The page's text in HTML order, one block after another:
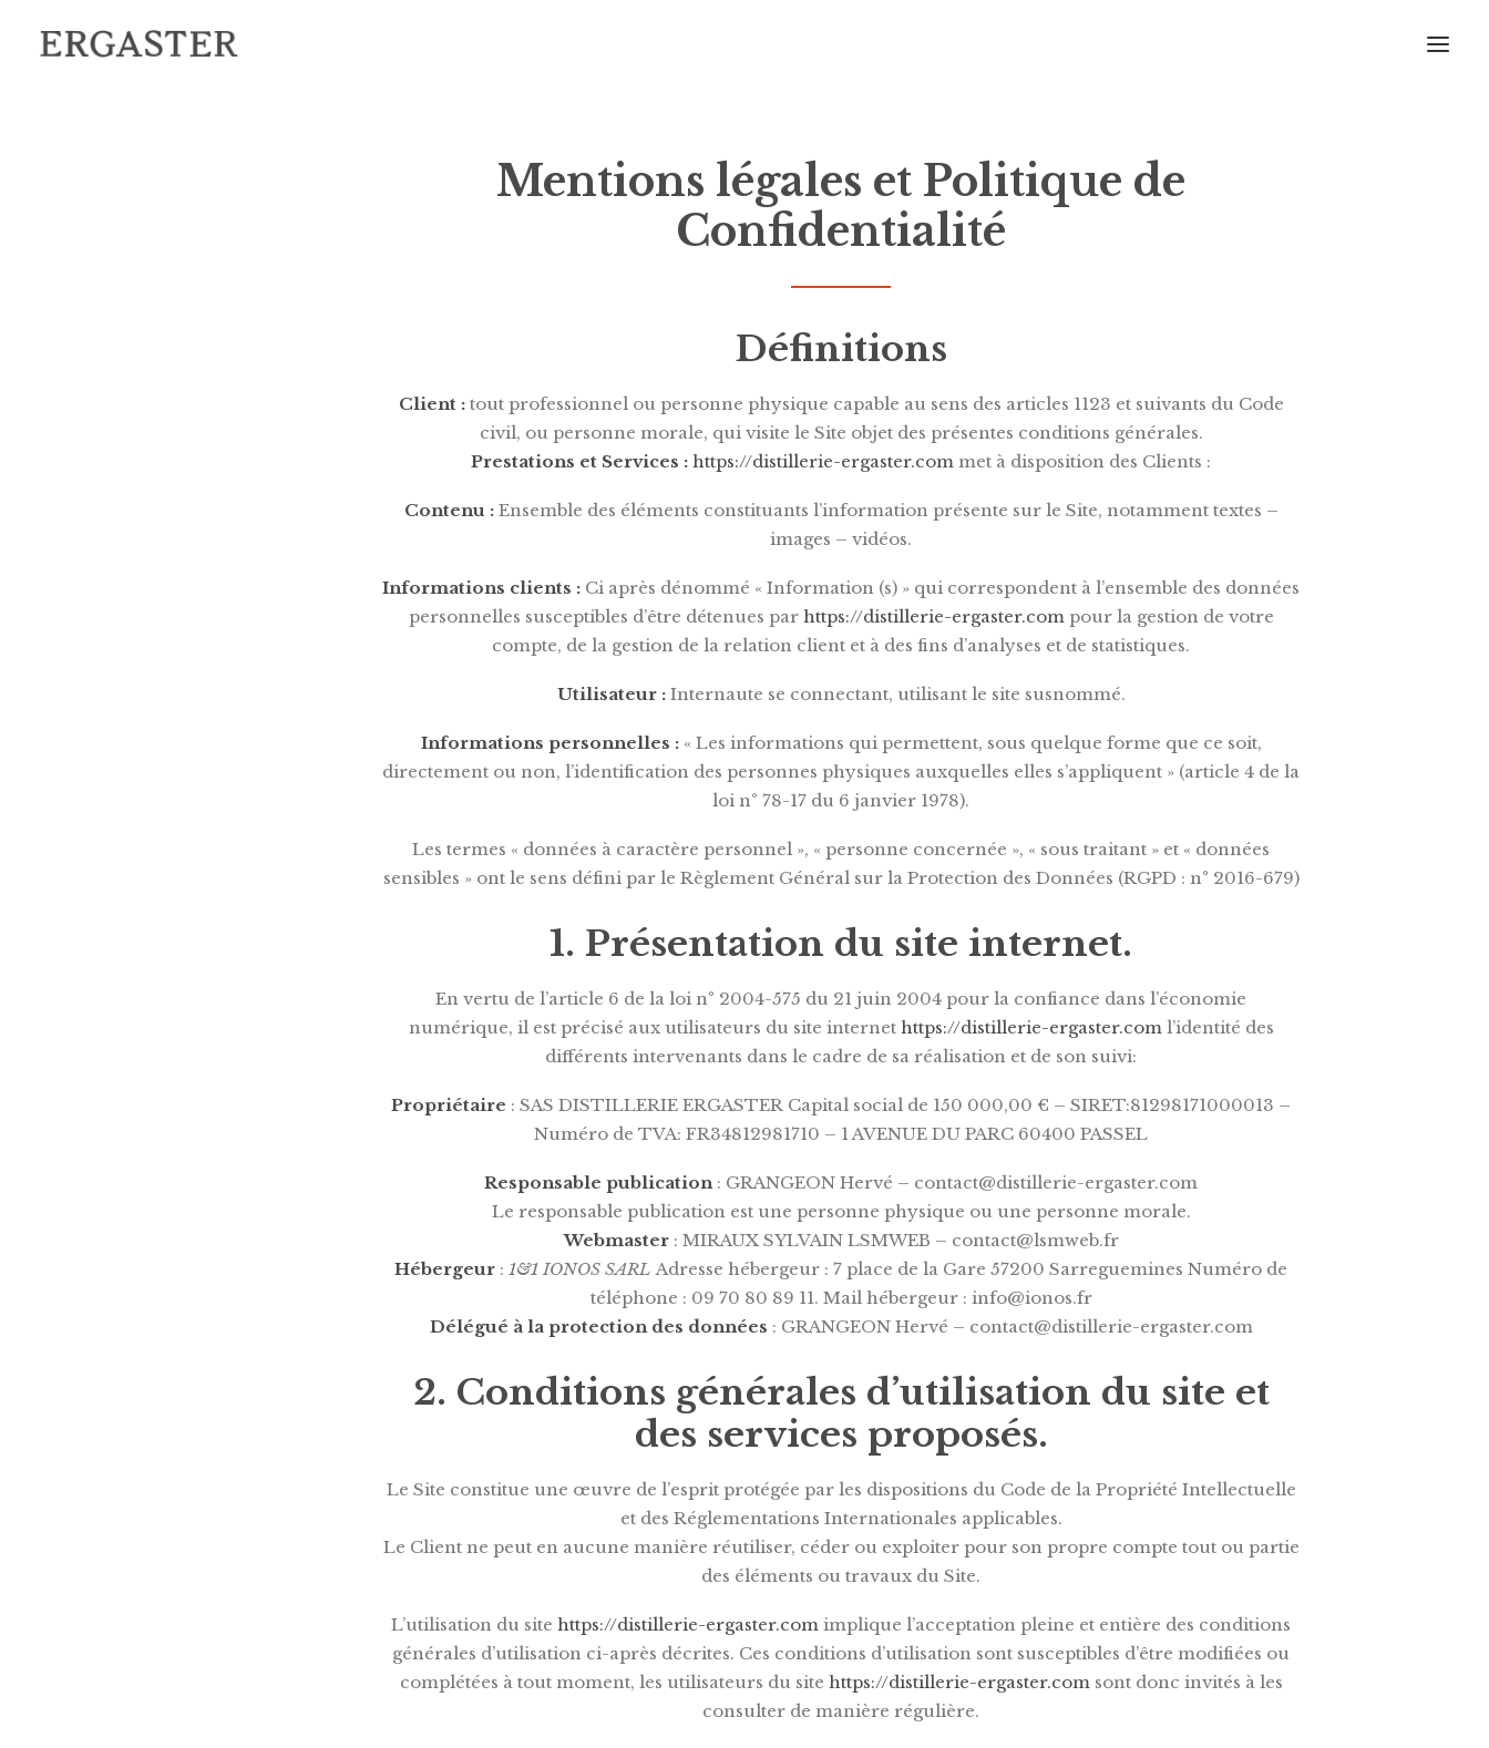
Mentions légales et Politique de
Confidentialité
Définitions
Client :tout professionnel ou personne physique capable au sens des articles 1123 et suivants du Code
civil, ou personne morale, qui visite le Site objet des présentes conditions générales.
Prestations et Services : https://distillerie-ergaster.com met à disposition des Clients :
Contenu :Ensemble des éléments constituants l’information présente sur le Site, notamment textes –
images – vidéos.
Informations clients : Ci après dénommé « Information (s) » qui correspondent à l’ensemble des données
personnelles susceptibles d’être détenues par https://distillerie-ergaster.compour la gestion de votre
compte, de la gestion de la relation client et à des fins d’analyses et de statistiques.
Utilisateur :Internaute se connectant, utilisant le site susnommé.
Informations personnelles :« Les informations qui permettent, sous quelque forme que ce soit,
directement ou non, l’identification des personnes physiques auxquelles elles s’appliquent » (article 4 de la
loi n° 78-17 du 6 janvier 1978).
Les termes « données à caractère personnel », « personne concernée », « sous traitant » et « données
sensibles » ont le sens défini par le Règlement Général sur la Protection des Données (RGPD : n° 2016-679)
1. Présentation du site internet.
En vertu de l’article 6 de la loi n° 2004-575 du 21 juin 2004 pour la confiance dans l’économie
numérique, il est précisé aux utilisateurs du site internet https://distillerie-ergaster.coml’identité des
différents intervenants dans le cadre de sa réalisation et de son suivi:
Propriétaire : SAS DISTILLERIE ERGASTER Capital social de 150 000,00 € – SIRET:81298171000013 –
Numéro de TVA: FR34812981710 – 1 AVENUE DU PARC 60400 PASSEL
Responsable publication: GRANGEON Hervé – contact@distillerie-ergaster.com
Le responsable publication est une personne physique ou une personne morale.
Webmaster: MIRAUX SYLVAIN LSMWEB – contact@lsmweb.fr
Hébergeur : 1&1 IONOS SARL Adresse hébergeur : 7 place de la Gare 57200 Sarreguemines Numéro de
téléphone : 09 70 80 89 11. Mail hébergeur : info@ionos.fr
Délégué à la protection des données : GRANGEON Hervé – contact@distillerie-ergaster.com
2. Conditions générales d’utilisation du site et
des services proposés.
Le Site constitue une œuvre de l’esprit protégée par les dispositions du Code de la Propriété Intellectuelle
et des Réglementations Internationales applicables.
Le Client ne peut en aucune manière réutiliser, céder ou exploiter pour son propre compte tout ou partie
des éléments ou travaux du Site.
L’utilisation du site https://distillerie-ergaster.com implique l’acceptation pleine et entière des conditions
générales d’utilisation ci-après décrites. Ces conditions d’utilisation sont susceptibles d’être modifiées ou
complétées à tout moment, les utilisateurs du site https://distillerie-ergaster.comsont donc invités à les
consulter de manière régulière.